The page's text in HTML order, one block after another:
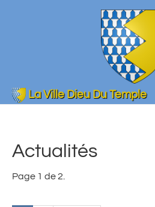
La Ville Dieu Du Temple
Actualités
Page 1 de 2.